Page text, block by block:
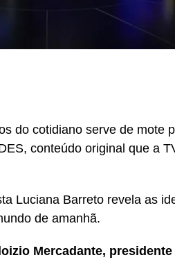
do cotidiano serve de mote
conteúdo original que a
Luciana Barreto revela as
de amanhã.
Mercadante,